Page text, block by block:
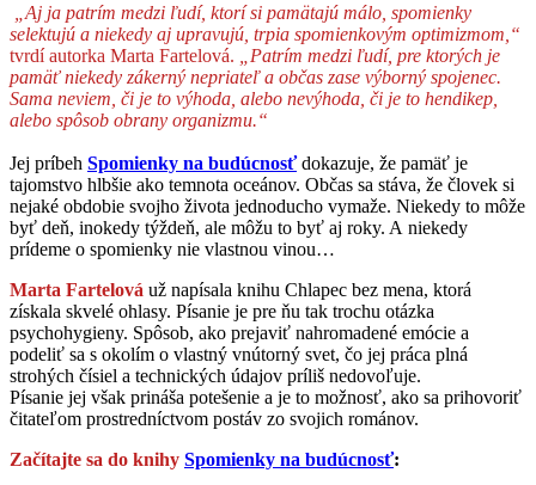
„Aj ja patrím medzi ľudí, ktorí si pamätajú málo, spomienky
selektujú a niekedy aj upravujú, trpia spomienkovým optimizmom,“
tvrdí autorka Marta Fartelová.
„Patrím medzi ľudí, pre ktorých je
pamäť niekedy zákerný nepriateľ a občas zase výborný spojenec.
Sama neviem, či je to výhoda, alebo nevýhoda, či je to hendikep,
alebo spôsob obrany organizmu.“
Jej príbeh Spomienky na budúcnosťdokazuje, že pamäť je
tajomstvo hlbšie ako temnota oceánov. Občas sa stáva, že človek si
nejaké obdobie svojho života jednoducho vymaže. Niekedy to môže
byť deň, inokedy týždeň, ale môžu to byť aj roky. A niekedy
prídeme o spomienky nie vlastnou vinou…
Marta Fartelová už napísala knihu Chlapec bez mena, ktorá
získala skvelé ohlasy. Písanie je pre ňu tak trochu otázka
psychohygieny. Spôsob, ako prejaviť nahromadené emócie a
podeliť sa s okolím o vlastný vnútorný svet, čo jej práca plná
strohých čísiel a technických údajov príliš nedovoľuje.
Písanie jej však prináša potešenie a je to možnosť, ako sa prihovoriť
čitateľom prostredníctvom postáv zo svojich románov.
Začítajte sa do knihy Spomienky na budúcnosť: